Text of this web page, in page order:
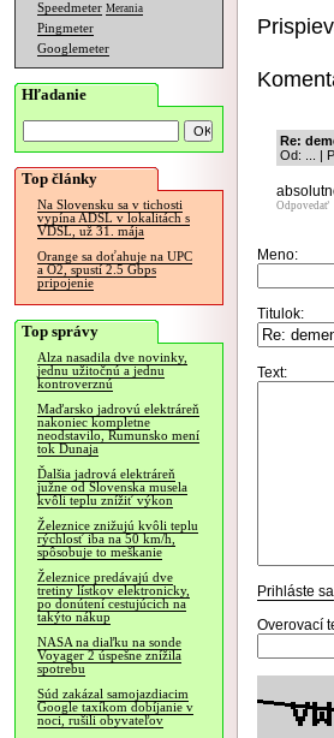
Speedmeter Merania
Pingmeter
Googlemeter
Hľadanie
Top články
Na Slovensku sa v tichosti
vypína ADSL v lokalitách s
VDSL, už 31. mája
Orange sa doťahuje na UPC
a O2, spustí 2.5 Gbps
pripojenie
Top správy
Alza nasadila dve novinky,
jednu užitočnú a jednu
kontroverznú
Maďarsko jadrovú elektráreň
nakoniec kompletne
neodstavilo, Rumunsko mení
tok Dunaja
Ďalšia jadrová elektráreň
južne od Slovenska musela
kvôli teplu znížiť výkon
Železnice znižujú kvôli teplu
rýchlosť iba na 50 km/h,
spôsobuje to meškanie
Železnice predávajú dve
tretiny lístkov elektronicky,
po donútení cestujúcich na
takýto nákup
NASA na diaľku na sonde
Voyager 2 úspešne znížila
spotrebu
Súd zakázal samojazdiacim
Google taxíkom dobíjanie v
noci, rušili obyvateľov
Re:
Od: ... |
Odpovedať
Meno:
Titulok:
Text:
Prihláste sa
Overovací